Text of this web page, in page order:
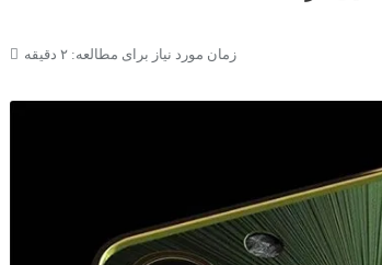
زمان مورد نیاز برای مطالعه: ۲ دقیقه
۲۸۹,۹۹۹,۰۰۰ تومان